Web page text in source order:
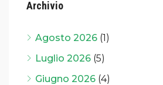
Archivio
Agosto 2026 (1)
Luglio 2026 (5)
Giugno 2026 (4)